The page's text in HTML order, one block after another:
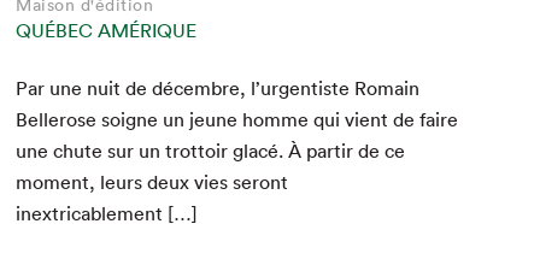
Maison d'édition
QUÉBEC AMÉRIQUE
Par une nuit de décem­bre, l’urgentiste Romain
Bellerose soigne un jeune homme qui vient de faire
une chute sur un trot­toir glacé. À par­tir de ce
moment, leurs deux vies seront
inextricablement […]